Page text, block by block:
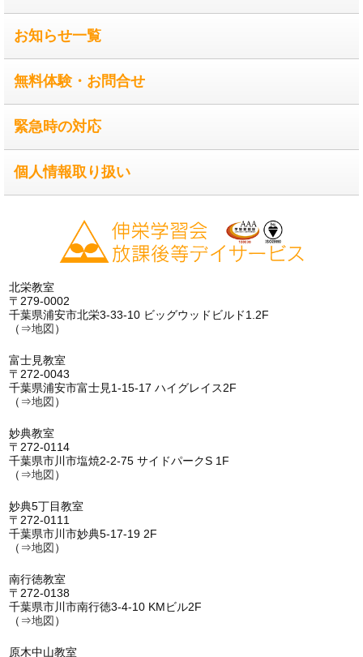
お知らせ一覧
無料体験・お問合せ
緊急時の対応
個人情報取り扱い
北栄教室
〒279-0002
千葉県浦安市北栄3-33-10 ビッグウッドビルド1.2F
（⇒地図 ）
富士見教室
〒272-0043
千葉県浦安市富士見1-15-17 ハイグレイス2F
（⇒地図 ）
妙典教室
〒272-0114
千葉県市川市塩焼2-2-75 サイドパークS 1F
（⇒地図 ）
妙典5丁目教室
〒272-0111
千葉県市川市妙典5-17-19 2F
（⇒地図 ）
南行徳教室
〒272-0138
千葉県市川市南行徳3-4-10 KMビル2F
（⇒地図 ）
原木中山教室